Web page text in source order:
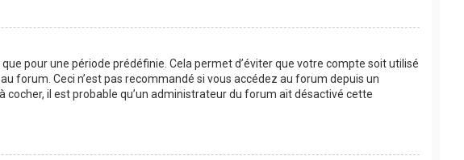
pour une période prédéfinie. Cela permet d’éviter que votre compte soit utilisé
forum. Ceci n’est pas recommandé si vous accédez au forum depuis un
il est probable qu’un administrateur du forum ait désactivé cette